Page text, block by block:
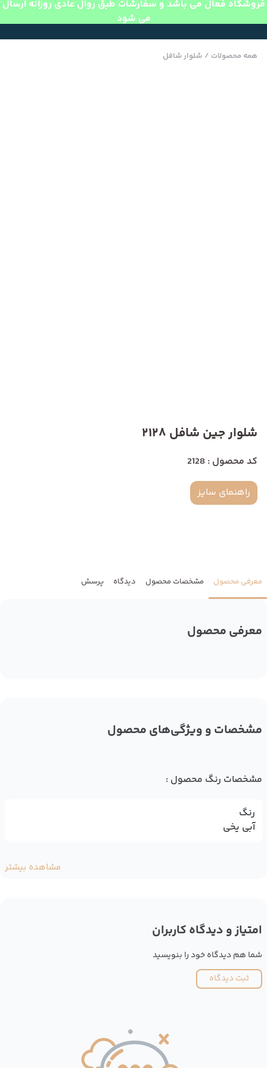
فروشگاه فعال می باشد و سفارشات طبق روال عادی روزانه ارسال
می شود
همه محصولات / شلوار شافل
شلوار جین شافل 2128
کد محصول : 2128
راهنمای سایز
معرفی محصول مشخصات محصول دیدگاه پرسش
معرفی محصول
مشخصات و ویژگی‌های محصول
مشخصات رنگ محصول :
رنگ
آبی یخی
مشاهده بیشتر
امتیاز و دیدگاه کاربران
شما هم دیدگاه خود را بنویسید
ثبت دیدگاه